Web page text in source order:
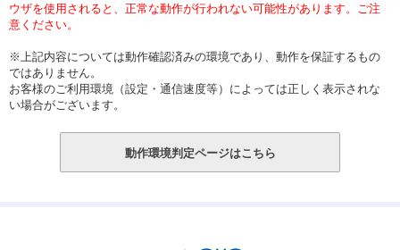
ウザを使用されると、正常な動作が行われない可能性があります。ご注
意ください。
※上記内容については動作確認済みの環境であり、動作を保証するもの
ではありません。
お客様のご利用環境（設定・通信速度等）によっては正しく表示されな
い場合がございます。